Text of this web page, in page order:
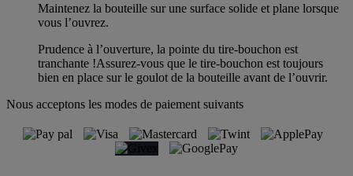
Maintenez la bouteille sur une surface solide et plane lorsque
vous l’ouvrez.
Prudence à l’ouverture, la pointe du tire-bouchon est
tranchante !Assurez-vous que le tire-bouchon est toujours
bien en place sur le goulot de la bouteille avant de l’ouvrir.
Nous acceptons les modes de paiement suivants